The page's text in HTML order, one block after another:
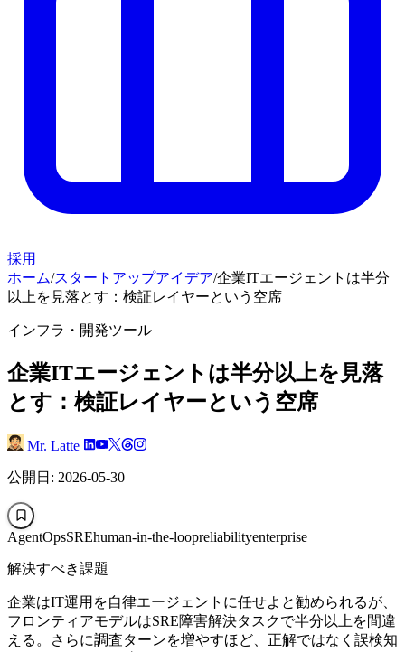
採用
ホーム/スタートアップアイデア/企業ITエージェントは半分
以上を見落とす：検証レイヤーという空席
インフラ・開発ツール
企業ITエージェントは半分以上を見落
とす：検証レイヤーという空席
Mr. Latte
公開日: 2026-05-30
AgentOpsSREhuman-in-the-loopreliabilityenterprise
解決すべき課題
企業はIT運用を自律エージェントに任せよと勧められるが、
フロンティアモデルはSRE障害解決タスクで半分以上を間違
える。さらに調査ターンを増やすほど、正解ではなく誤検知